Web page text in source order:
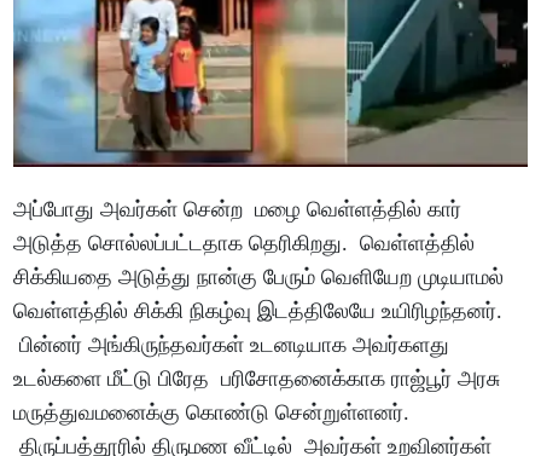
அப்போது அவர்கள் சென்ற மழை வெள்ளத்தில் கார்
அடுத்த சொல்லப்பட்டதாக தெரிகிறது. வெள்ளத்தில்
சிக்கியதை அடுத்து நான்கு பேரும் வெளியேற முடியாமல்
வெள்ளத்தில் சிக்கி நிகழ்வு இடத்திலேயே உயிரிழந்தனர்.
பின்னர் அங்கிருந்தவர்கள் உடனடியாக அவர்களது
உடல்களை மீட்டு பிரேத பரிசோதனைக்காக ராஜ்பூர் அரசு
மருத்துவமனைக்கு கொண்டு சென்றுள்ளனர்.
திருப்பத்தூரில் திருமண வீட்டில் அவர்கள் உறவினர்கள்